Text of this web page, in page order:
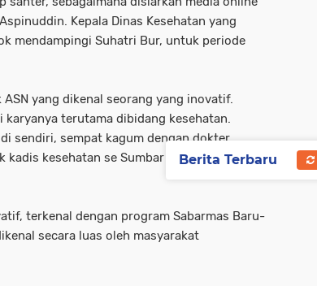
Kepala Dinas Kesehatan yang
mendampingi Suhatri Bur, untuk periode
yang dikenal seorang yang inovatif.
karyanya terutama dibidang kesehatan.
sendiri, sempat kagum dengan dokter
kadis kesehatan se Sumbar untuk belajar ke
terkenal dengan program Sabarmas Baru-
secara luas oleh masyarakat
Berita Terbaru